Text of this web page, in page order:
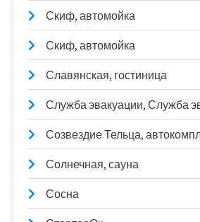
Скиф, автомойка
Скиф, автомойка
Славянская, гостиница
Служба эвакуации, Служба
Созвездие Тельца,
Солнечная, сауна
Сосна